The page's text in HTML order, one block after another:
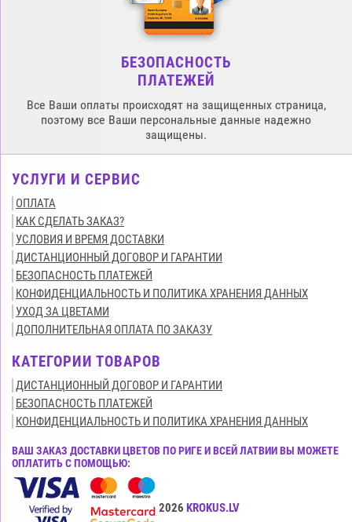
БЕЗОПАСНОСТЬ
ПЛАТЕЖЕЙ
Все Ваши оплаты происходят на защищенных страница,
поэтому все Ваши персональные данные надежно
защищены.
УСЛУГИ И СЕРВИС
ОПЛАТА
КАК СДЕЛАТЬ ЗАКАЗ?
УСЛОВИЯ И ВРЕМЯ ДОСТАВКИ
ДИСТАНЦИОННЫЙ ДОГОВОР И ГАРАНТИИ
БЕЗОПАСНОСТЬ ПЛАТЕЖЕЙ
КОНФИДЕНЦИАЛЬНОСТЬ И ПОЛИТИКА ХРАНЕНИЯ ДАННЫХ
УХОД ЗА ЦВЕТАМИ
ДОПОЛНИТЕЛЬНАЯ ОПЛАТА ПО ЗАКАЗУ
КАТЕГОРИИ ТОВАРОВ
ДИСТАНЦИОННЫЙ ДОГОВОР И ГАРАНТИИ
БЕЗОПАСНОСТЬ ПЛАТЕЖЕЙ
КОНФИДЕНЦИАЛЬНОСТЬ И ПОЛИТИКА ХРАНЕНИЯ ДАННЫХ
ВАШ ЗАКАЗ ДОСТАВКИ ЦВЕТОВ ПО РИГЕ И ВСЕЙ ЛАТВИИ ВЫ МОЖЕТЕ
ОПЛАТИТЬ С ПОМОЩЬЮ:
Все права защищены© 2015-2026 KROKUS.LV